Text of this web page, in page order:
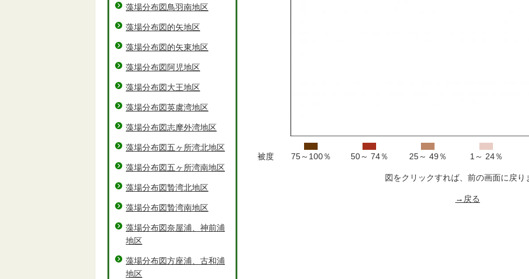
被度 75～100％ 50～ 74％ 25～ 49％ 1～ 24％
図をクリックすれば、前の画面に戻り
→戻る
藻場分布図鳥羽南地区
藻場分布図的矢地区
藻場分布図的矢東地区
藻場分布図阿児地区
藻場分布図大王地区
藻場分布図英虞湾地区
藻場分布図志摩外湾地区
藻場分布図五ヶ所湾北地区
藻場分布図五ヶ所湾南地区
藻場分布図贄湾北地区
藻場分布図贄湾南地区
藻場分布図奈屋浦、神前浦
地区
藻場分布図方座浦、古和浦
地区